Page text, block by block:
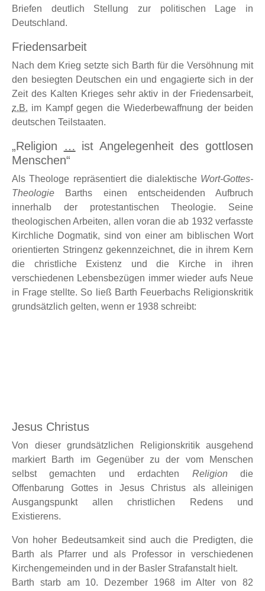
Briefen deutlich Stellung zur politischen Lage in
Deutschland.
Friedensarbeit
Nach dem Krieg setzte sich Barth für die Versöhnung mit
den besiegten Deutschen ein und engagierte sich in der
Zeit des Kalten Krieges sehr aktiv in der Friedensarbeit,
z.B. im Kampf gegen die Wiederbewaffnung der beiden
deutschen Teilstaaten.
Religion … ist Angelegenheit des gottlosen
Menschen
Als Theologe repräsentiert die dialektische Wort-Gottes-
Theologie Barths einen entscheidenden Aufbruch
innerhalb der protestantischen Theologie. Seine
theologischen Arbeiten, allen voran die ab 1932 verfasste
Kirchliche Dogmatik, sind von einer am biblischen Wort
orientierten Stringenz gekennzeichnet, die in ihrem Kern
die christliche Existenz und die Kirche in ihren
verschiedenen Lebensbezügen immer wieder aufs Neue
in Frage stellte. So ließ Barth Feuerbachs Religionskritik
grundsätzlich gelten, wenn er 1938 schreibt:
Jesus Christus
Von dieser grundsätzlichen Religionskritik ausgehend
markiert Barth im Gegenüber zu der vom Menschen
selbst gemachten und erdachten Religion die
Offenbarung Gottes in Jesus Christus als alleinigen
Ausgangspunkt allen christlichen Redens und
Existierens.
Von hoher Bedeutsamkeit sind auch die Predigten, die
Barth als Pfarrer und als Professor in verschiedenen
Kirchengemeinden und in der Basler Strafanstalt hielt.
Barth starb am 10. Dezember 1968 im Alter von 82